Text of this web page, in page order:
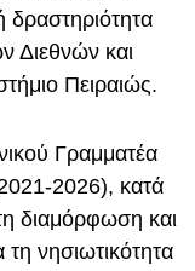
δραστηριότητα
Διεθνών και
Πειραιώς.
Γραμματέα
2026), κατά
διαμόρφωση και
τη νησιωτικότητα